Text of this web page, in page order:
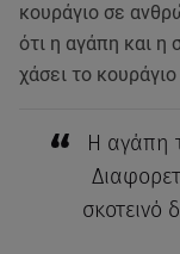
κουράγιο σε
ότι η αγάπη και η
χάσει το
H αγάπη
σκοτεινό